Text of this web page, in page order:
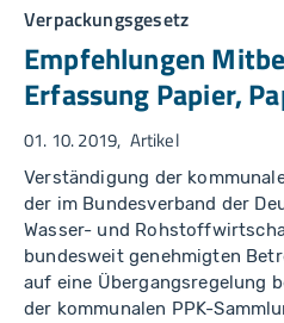
Verpackungsgesetz
Empfehlungen
Erfassung Papier,
01. 10. 2019 Artikel
Verständigung der
der im Bundesverband der
Wasser- und
bundesweit genehmigten
auf eine Übergangsregelung
der kommunalen PPK-